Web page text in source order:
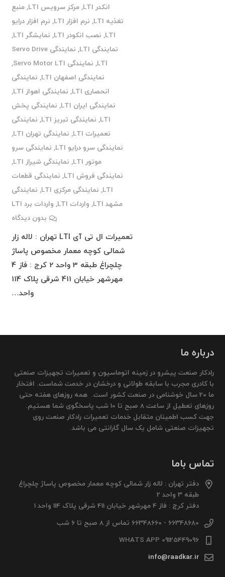
انکدر LTI
,مرکز سرویس LTI ,منبع
تغذیه LTI
, نرم افزار LTI , نرم افزار درایو
LTI
, نصب انکودر LTI , نمایشگر LTI
,
نمایندگی LTI
,
نمایندگی Servo Drive
LTI
, نمایندگی Servo Motor LTI
,
نمایندگی اصفهان LTI
, نمایندگی
انحصاری LTI
, نمایندگی اهواز LTI
,
نمایندگی ایران LTI
, نمایندگی پخش
LTI
, نمایندگی تبریز LTI , نمایندگی
تعمیرات LTI
, نمایندگی تهران LTI
,
نمایندگی سرو درایو LTI
, نمایندگی سرو
موتور LTI
, نمایندگی شیراز LTI
,
نمایندگی فروش LTI
, نمایندگی قطعات
LTI
, نمایندگی مرکزی LTI , نمایندگی
مشهد LTI
, واردات LTI , واردات برد LTI
بدون دیدگاه
تعمیرات ال تی آی LTI تهران : لاله زار
شمالی کوچه معمار مخصوص پاساژ
چلچراغ طبقه 3 واحد 2 کرج : فاز 4
مهرشهر خیابان 411 شرقی پلاک 114
واحد…
درباره ما
رادکار صنعت پیشرو در زمینه اتوماسیون و تعمیرات تجهیزات صنعتی
با کادری مجرب با سابقه طولانی و درخشان در خدمت شماست. افتخار
ما 20 سال خوشنامی در صنعت کشور است. همه روزهای هفته حتی
روزهای تعطیل از ساعت 8 صبح تا 10 شب پاسخگوی شما هستیم.
جهت کسب اطمینان متقابل خدمات تعمیرات رادکار صنعت روی
تجهیزات صنعتی شامل یک سال گارانتی می باشد.
تماس باما
دفتر تهران : لاله زار شمالی کوچه معمار مخصوص پاساژ چلچراغ
طبقه 3 واحد 2
دفتر کرج : فاز 4 مهرشهر خیابان 411 شرقی پلاک 114 واحد 1
66348680 - 66348660 تماس از 8 صبح تا 6 شب
09125449096 WHATS APP
info@raadkar.ir